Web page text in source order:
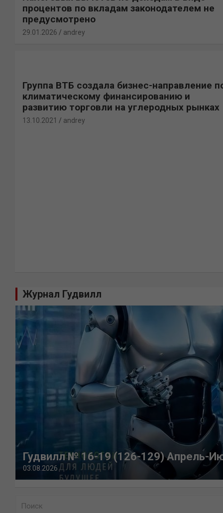
процентов по вкладам законодателем не
предусмотрено
29.01.2026 andrey
Группа ВТБ создала бизнес-направление
климатическому финансированию и
развитию торговли на углеродных рынках
13.10.2021 andrey
Журнал Гудвилл
Гудвилл № 16-19 (126-129) Апрель-
03.08.2026